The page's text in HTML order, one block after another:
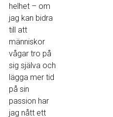
helhet – om
jag kan bidra
till att
människor
vågar tro på
sig själva och
lägga mer tid
på sin
passion har
jag nått ett